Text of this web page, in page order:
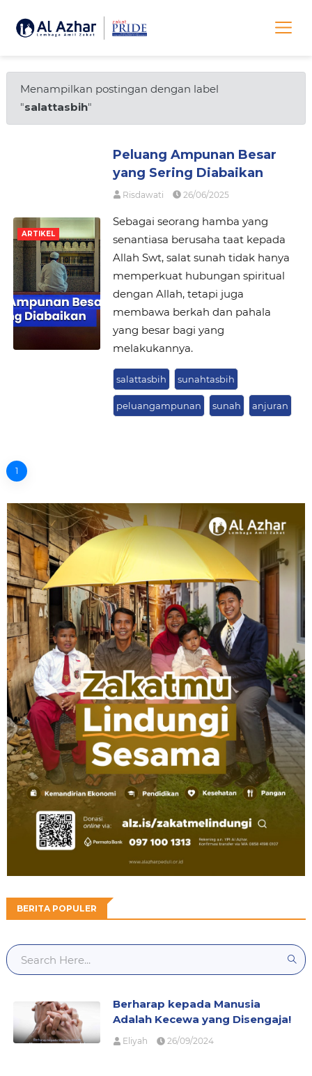
Menampilkan postingan dengan label
"salattasbih"
ARTIKEL
Peluang Ampunan Besar
yang Sering Diabaikan
Risdawati 26/06/2025
Sebagai seorang hamba yang
senantiasa berusaha taat kepada
Allah Swt, salat sunah tidak hanya
memperkuat hubungan spiritual
dengan Allah, tetapi juga
membawa berkah dan pahala
yang besar bagi yang
melakukannya.
salattasbih sunahtasbih
peluangampunan sunah anjuran
1
BERITA POPULER
Berharap kepada Manusia
Adalah Kecewa yang Disengaja!
Eliyah 26/09/2024